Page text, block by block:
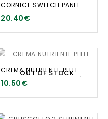
CORNICE SWITCH PANEL
20.40€
OUT OF STOCK
CREMA NUTRIENTE PELLE
10.50€